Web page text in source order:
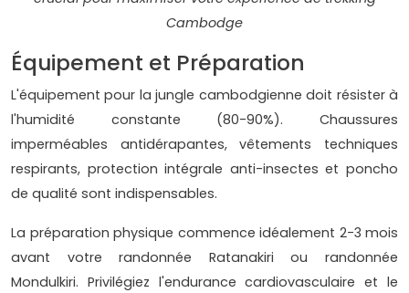
Cambodge
Équipement et Préparation
L'équipement pour la jungle cambodgienne doit résister à
l'humidité constante (80-90%). Chaussures
imperméables antidérapantes, vêtements techniques
respirants, protection intégrale anti-insectes et poncho
de qualité sont indispensables.
La préparation physique commence idéalement 2-3 mois
avant votre randonnée Ratanakiri ou randonnée
Mondulkiri. Privilégiez l'endurance cardiovasculaire et le